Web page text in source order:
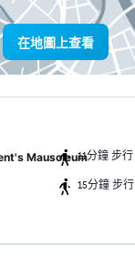
在地圖上查看
Mausoleum11分鐘 步行
15分鐘 步行